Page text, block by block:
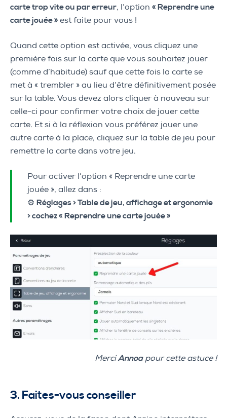
carte trop vite ou par erreur, l’option « Reprendre une
carte jouée » est faite pour vous !
Quand cette option est activée, vous cliquez une
première fois sur la carte que vous souhaitez jouer
(comme d’habitude) sauf que cette fois la carte se
met à « trembler » au lieu d’être définitivement posée
sur la table. Vous devez alors cliquer à nouveau sur
celle-ci pour confirmer votre choix de jouer cette
carte. Et si à la réflexion vous préférez jouer une
autre carte à la place, cliquez sur la table de jeu pour
remettre la carte dans votre jeu.
Pour activer l’option « Reprendre une carte
jouée », allez dans :
⚙️ Réglages > Table de jeu, affichage et ergonomie
> cochez « Reprendre une carte jouée »
MerciAnnoapour cette astuce !
3. Faites-vous conseiller